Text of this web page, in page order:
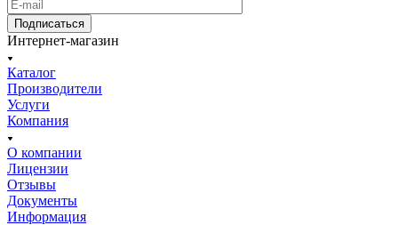
Подписаться
Интернет-магазин
Каталог
Производители
Услуги
Компания
О компании
Лицензии
Отзывы
Документы
Информация